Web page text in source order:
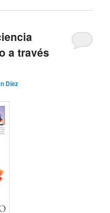
a través
Díez